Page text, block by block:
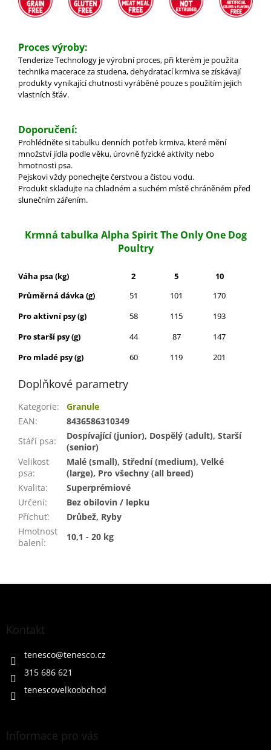
Proces výroby:
Tenderize Technology je výrobní proces, při kterém je použita
technika ​​macerace za studena, dehydratací krmiva se získávají
produkty vynikající chutnosti vyráběné pouze s použitím jejich
vlastních šťáv.
Doporučení:
Prohlédněte si tabulku denních potřeb krmiva, které mění
množství jídla podle věku, úrovně fyzické aktivity nebo
hmotnosti psa.
Pejskovi vždy ponechejte čerstvou a čistou vodu.
Produkt skladujte na chladném a suchém místě chráněném před
slunečním zářením.
Krmná tabulka Alpha Spirit The Only One Dog
Poultry
Váha psa (kg) 2 5 10
Průměrná dávka (g)
51 101 170
Pro aktivní psy (g)
58 115 193
Pro starší psy (g)
44 87 147
Pro mladé psy (g)
60 119 201
Doplňkové parametry
Kategorie:
Granule
EAN:
8436586310349
Stáří psa:
Dospívající (junior), Dospělý (adult), Starší
(senior)
Velikost
psa:
Malé (small), Střední (medium), Velké
(large), Pro všechny (all breed)
Kvalita:
Superprémiové
Určení:
Bez obilovin / lepku
Příchuť:
Drůbež, Ryby
Hmotnost
balení:
10,1 - 20 kg
Z
Kontakt
tenesco@tenesco.cz
315 686 621
tenescovelkoobchod
Informace pro vás